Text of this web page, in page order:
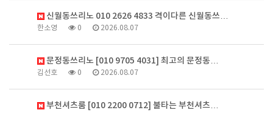
신월동쓰리노 010 2626 4833 격이다른 신월동쓰…
한소영 0 2026.08.07
문정동쓰리노 [010 9705 4031] 최고의 문정동…
김선호 0 2026.08.07
부천셔츠룸 [010 2200 0712] 불타는 부천셔츠…